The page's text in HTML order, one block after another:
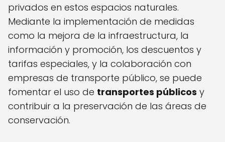
privados en estos espacios naturales.
Mediante la implementación de medidas
como la mejora de la infraestructura, la
información y promoción, los descuentos y
tarifas especiales, y la colaboración con
empresas de transporte público, se puede
fomentar el uso de transportes públicos y
contribuir a la preservación de las áreas de
conservación.